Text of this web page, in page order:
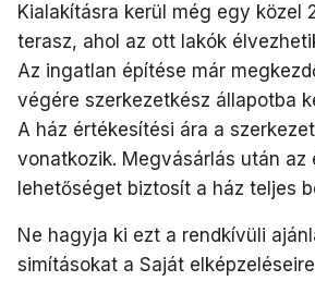
Kialakításra kerül még egy közel
terasz, ahol az ott lakók
Az ingatlan építése már
végére szerkezetkész állapotba
A ház értékesítési ára a
vonatkozik. Megvásárlás után az
lehetőséget biztosít a ház teljes
Ne hagyja ki ezt a rendkívüli
simításokat a Saját